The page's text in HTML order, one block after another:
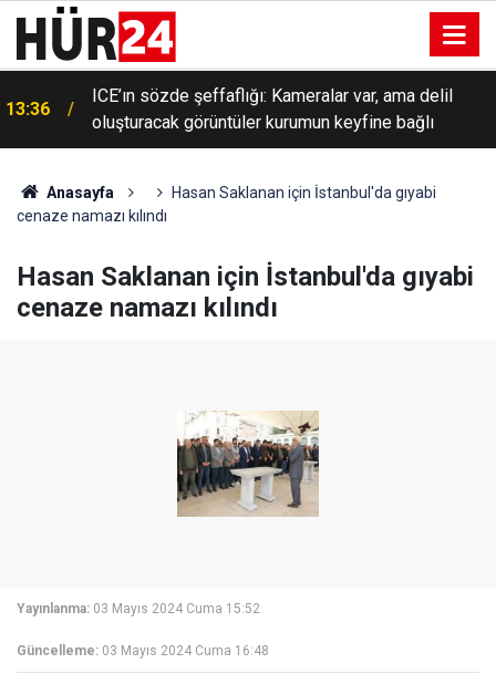
13:36
ICE’ın sözde şeffaflığı: Kameralar var, ama delil
oluşturacak görüntüler kurumun keyfine bağlı
Anasayfa
Hasan Saklanan için İstanbul'da gıyabi
cenaze namazı kılındı
Hasan Saklanan için İstanbul'da gıyabi
cenaze namazı kılındı
Yayınlanma: 03 Mayıs 2024 Cuma 15:52
Güncelleme: 03 Mayıs 2024 Cuma 16:48